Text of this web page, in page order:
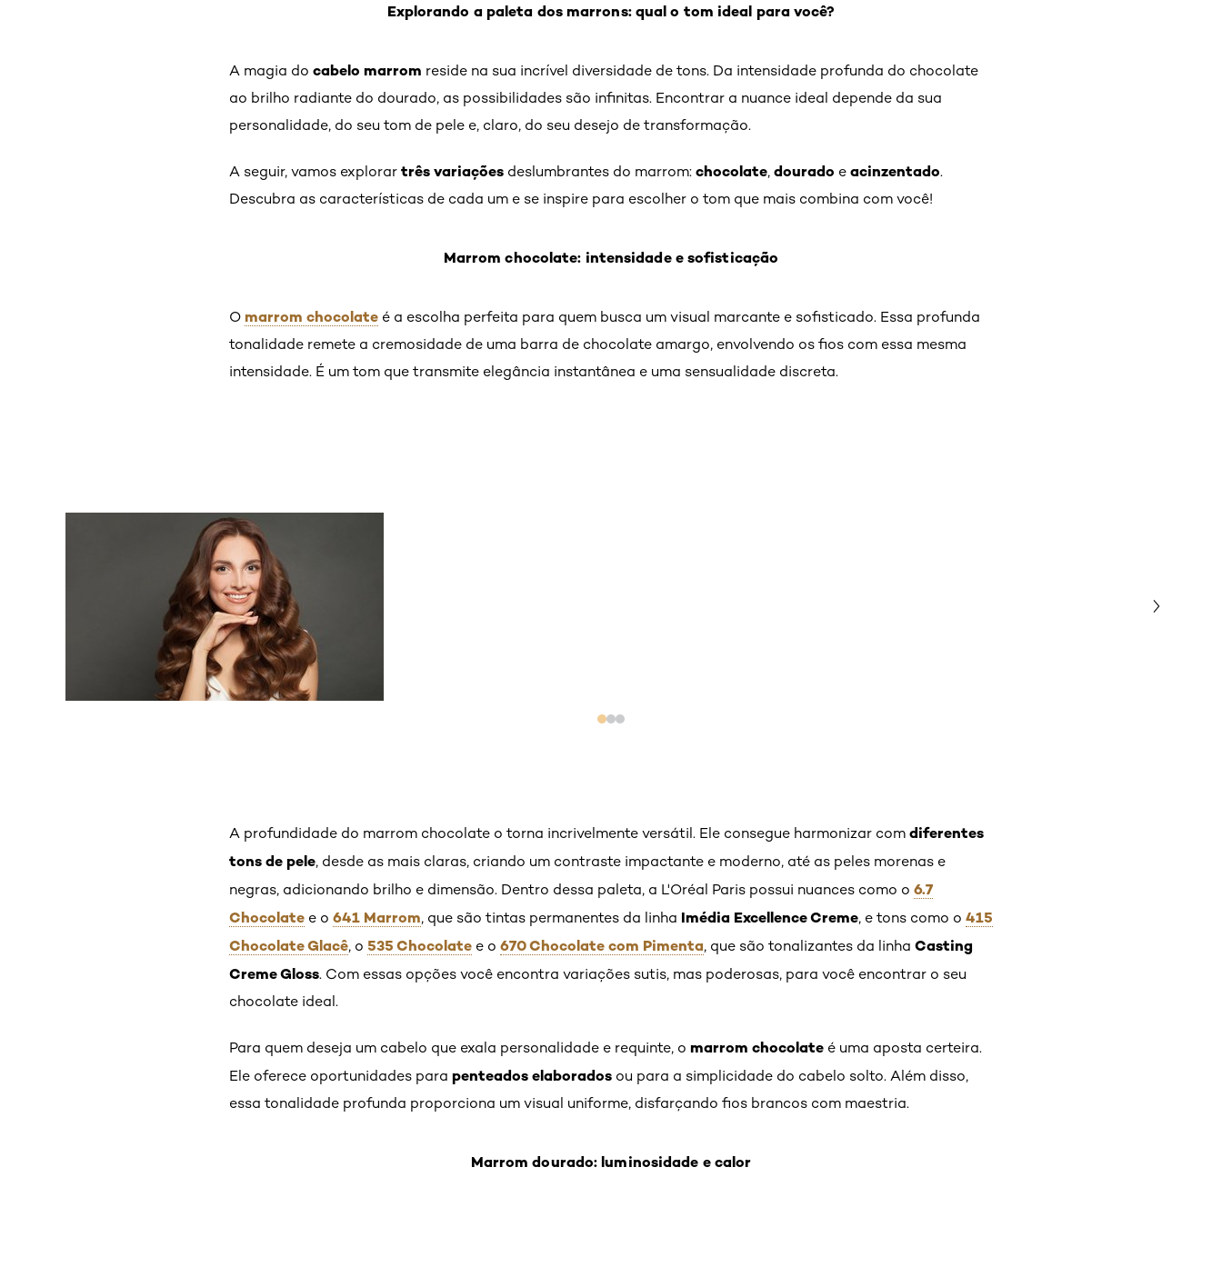
Explorando a paleta dos marrons: qual o tom ideal para você?
A magia do cabelo marrom reside na sua incrível diversidade de tons. Da intensidade profunda do chocolate
ao brilho radiante do dourado, as possibilidades são infinitas. Encontrar a nuance ideal depende da sua
personalidade, do seu tom de pele e, claro, do seu desejo de transformação.
A seguir, vamos explorar três variações deslumbrantes do marrom: chocolate, dourado e acinzentado.
Descubra as características de cada um e se inspire para escolher o tom que mais combina com você!
Marrom chocolate: intensidade e sofisticação
O marrom chocolate é a escolha perfeita para quem busca um visual marcante e sofisticado. Essa profunda
tonalidade remete a cremosidade de uma barra de chocolate amargo, envolvendo os fios com essa mesma
intensidade. É um tom que transmite elegância instantânea e uma sensualidade discreta.
A profundidade do marrom chocolate o torna incrivelmente versátil. Ele consegue harmonizar com diferentes
tons de pele, desde as mais claras, criando um contraste impactante e moderno, até as peles morenas e
negras, adicionando brilho e dimensão. Dentro dessa paleta, a L'Oréal Paris possui nuances como o 6.7
Chocolate e o 641 Marrom, que são tintas permanentes da linha Imédia Excellence Creme, e tons como o 415
Chocolate Glacê, o 535 Chocolate e o 670 Chocolate com Pimenta, que são tonalizantes da linha Casting
Creme Gloss. Com essas opções você encontra variações sutis, mas poderosas, para você encontrar o seu
chocolate ideal.
Para quem deseja um cabelo que exala personalidade e requinte, o marrom chocolate é uma aposta certeira.
Ele oferece oportunidades para penteados elaborados ou para a simplicidade do cabelo solto. Além disso,
essa tonalidade profunda proporciona um visual uniforme, disfarçando fios brancos com maestria.
Marrom dourado: luminosidade e calor